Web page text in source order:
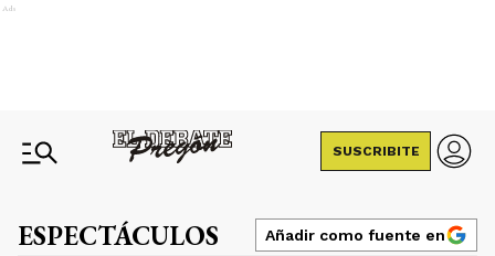
Ads
SUSCRIBITE
ESPECTÁCULOS Añadir como fuente en